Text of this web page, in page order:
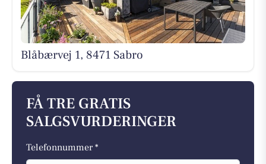
Blåbærvej 1, 8471 Sabro
FÅ TRE GRATIS
SALGSVURDERINGER
Telefonnummer *